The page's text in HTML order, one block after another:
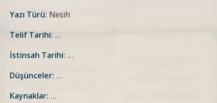
Yazı Türü: Nesih
Telif Tarihi: …
İstinsah Tarihi: …
Düşünceler: …
Kaynaklar: …